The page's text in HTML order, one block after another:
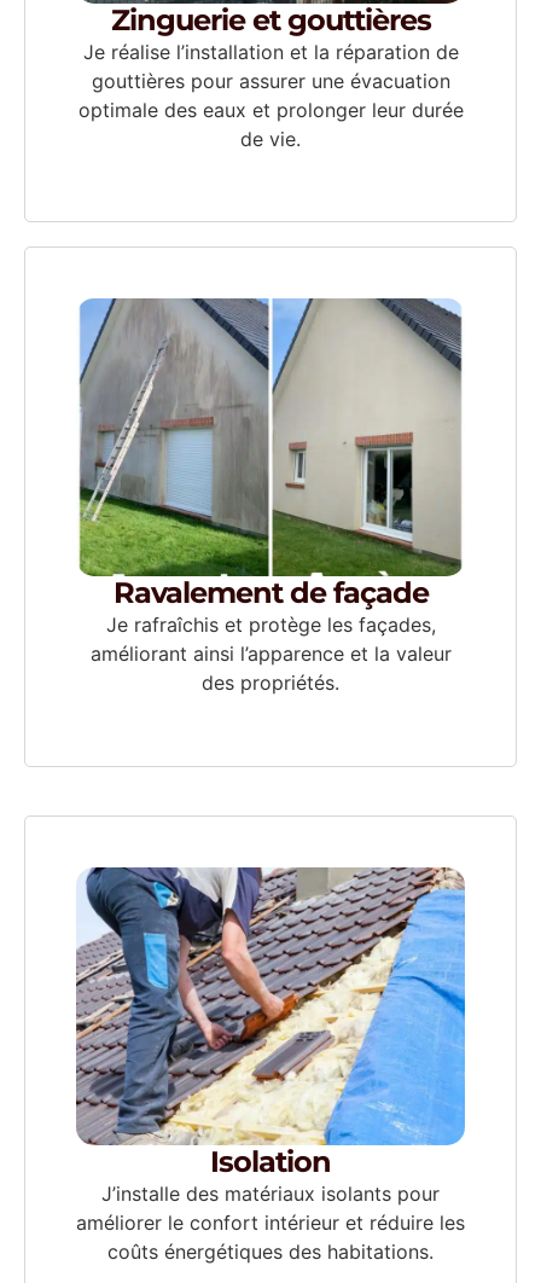
Zinguerie et gouttières
Je réalise l’installation et la réparation de
gouttières pour assurer une évacuation
optimale des eaux et prolonger leur durée
de vie.
Ravalement de façade
Je rafraîchis et protège les façades,
améliorant ainsi l’apparence et la valeur
des propriétés.
Isolation
J’installe des matériaux isolants pour
améliorer le confort intérieur et réduire les
coûts énergétiques des habitations.